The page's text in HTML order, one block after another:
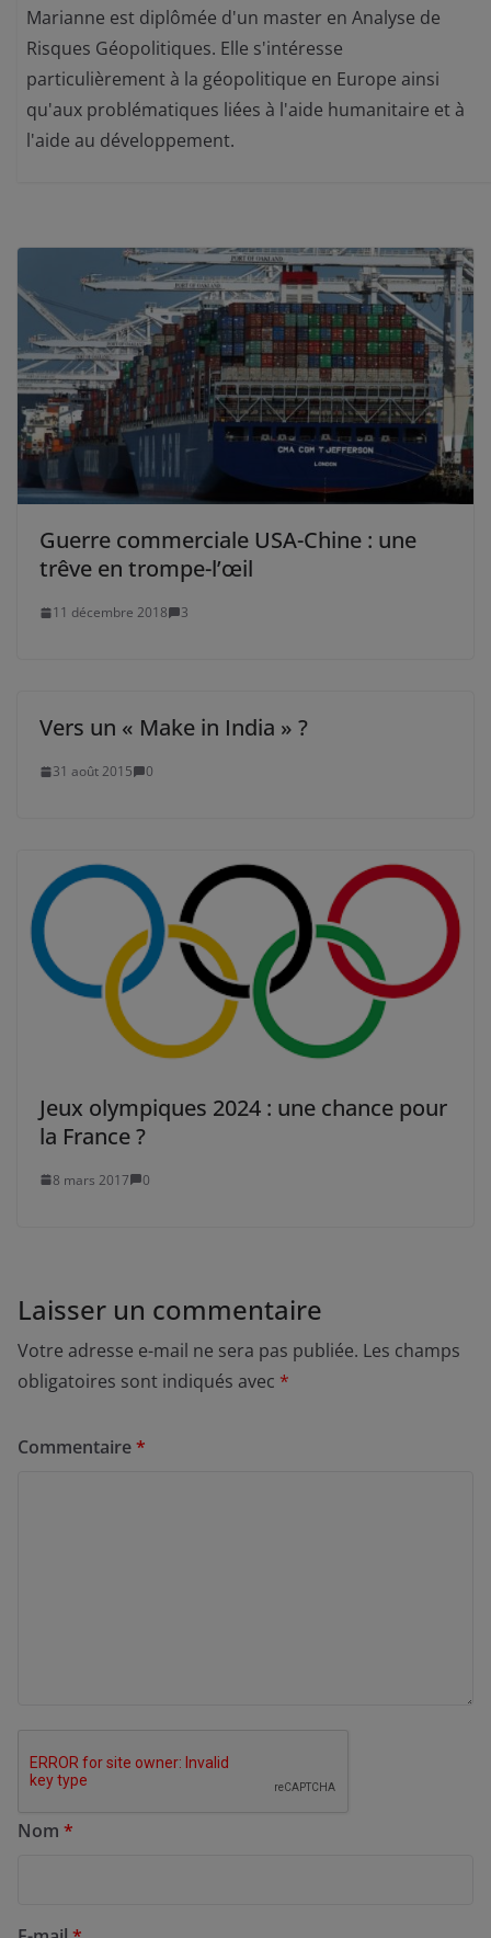
Marianne est diplômée d'un master en Analyse de
Risques Géopolitiques. Elle s'intéresse
particulièrement à la géopolitique en Europe ainsi
qu'aux problématiques liées à l'aide humanitaire et à
l'aide au développement.
Guerre commerciale USA-Chine : une
trêve en trompe-l’œil
11 décembre 2018 3
Vers un « Make in India » ?
31 août 2015 0
Jeux olympiques 2024 : une chance pour
la France ?
8 mars 2017 0
Laisser un commentaire
Votre adresse e-mail ne sera pas publiée. Les champs
obligatoires sont indiqués avec *
Commentaire*
Nom *